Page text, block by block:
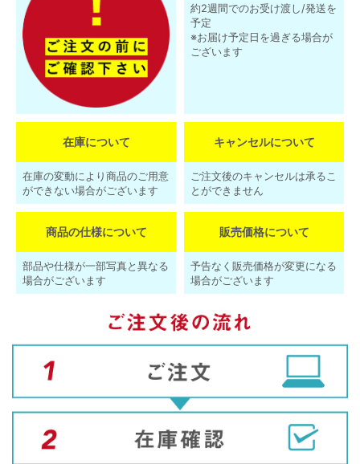
約2週間でのお受け渡し/発送を
予定
※お届け予定日を過ぎる場合が
ございます
在庫について
在庫の変動により商品のご用意
ができない場合がございます
キャンセルについて
ご注文後のキャンセルは承るこ
とができません
商品の仕様について
部品や仕様が一部写真と異なる
場合がございます
販売価格について
予告なく販売価格が変更になる
場合がございます